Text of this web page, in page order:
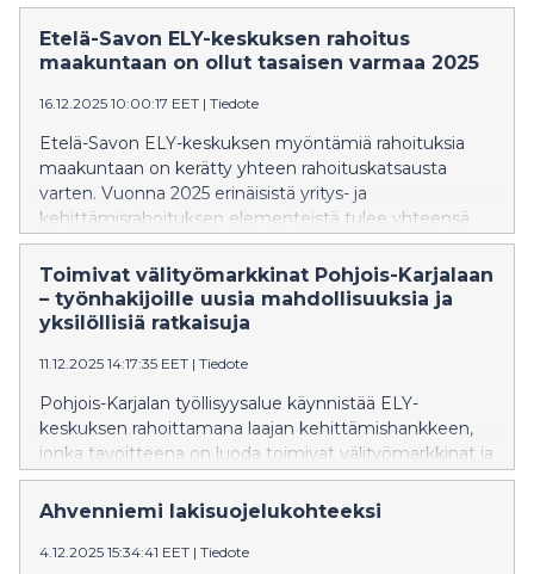
Etelä-Savon ELY-keskuksen rahoitus
maakuntaan on ollut tasaisen varmaa 2025
16.12.2025 10:00:17 EET | Tiedote
Etelä-Savon ELY-keskuksen myöntämiä rahoituksia
maakuntaan on kerätty yhteen rahoituskatsausta
varten. Vuonna 2025 erinäisistä yritys- ja
kehittämisrahoituksen elementeistä tulee yhteensä
noin 46 miljoonan tuki maakunnan elinvoimalle.
Toimivat välityömarkkinat Pohjois-Karjalaan
– työnhakijoille uusia mahdollisuuksia ja
yksilöllisiä ratkaisuja
11.12.2025 14:17:35 EET | Tiedote
Pohjois-Karjalan työllisyysalue käynnistää ELY-
keskuksen rahoittamana laajan kehittämishankkeen,
jonka tavoitteena on luoda toimivat välityömarkkinat ja
tarjota uusia työllistymisen mahdollisuuksia tai löytää
muita yksilöllisiä ratkaisuja lähes 4000 työnhakijalle.
Hankkeen keskeistä kohderyhmää ovat
pitkäaikaistyöttömät, nuoret, maahanmuuttajat ja
Ahvenniemi lakisuojelukohteeksi
4.12.2025 15:34:41 EET | Tiedote